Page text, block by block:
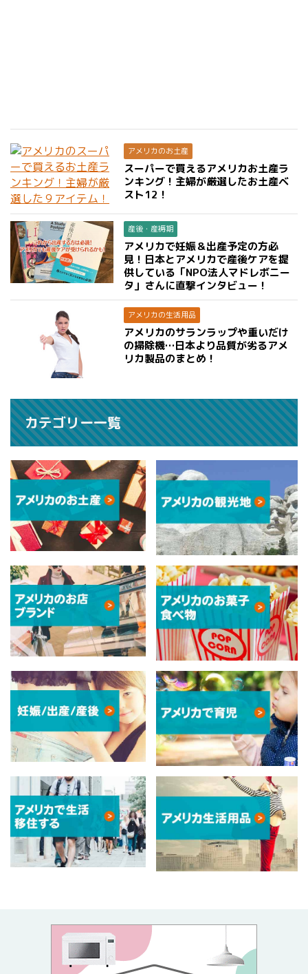
アメリカのお土産
スーパーで買えるアメリカお土産ラ
ンキング！主婦が厳選したお土産ベ
スト12！
産後・産褥期
アメリカで妊娠＆出産予定の方必
見！日本とアメリカで産後ケアを提
供している「NPO法人マドレボニー
タ」さんに直撃インタビュー！
アメリカの生活用品
アメリカのサランラップや重いだけ
の掃除機…日本より品質が劣るアメ
リカ製品のまとめ！
カテゴリー一覧